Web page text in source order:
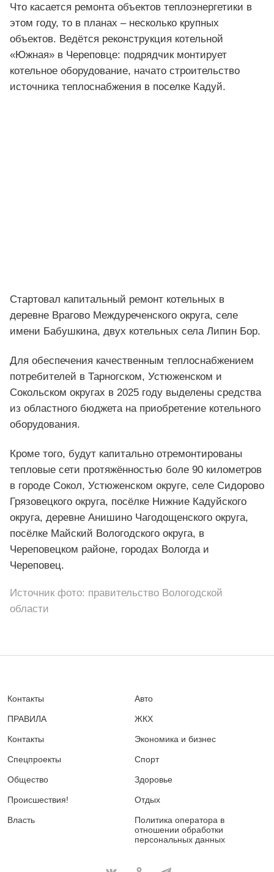
Что касается ремонта объектов теплоэнергетики в
этом году, то в планах – несколько крупных
объектов. Ведётся реконструкция котельной
«Южная» в Череповце: подрядчик монтирует
котельное оборудование, начато строительство
источника теплоснабжения в поселке Кадуй.
Стартовал капитальный ремонт котельных в
деревне Врагово Междуреченского округа, селе
имени Бабушкина, двух котельных села Липин Бор.
Для обеспечения качественным теплоснабжением
потребителей в Тарногском, Устюженском и
Сокольском округах в 2025 году выделены средства
из областного бюджета на приобретение котельного
оборудования.
Кроме того, будут капитально отремонтированы
тепловые сети протяжённостью боле 90 километров
в городе Сокол, Устюженском округе, селе Сидорово
Грязовецкого округа, посёлке Нижние Кадуйского
округа, деревне Анишино Чагодощенского округа,
посёлке Майский Вологодского округа, в
Череповецком районе, городах Вологда и
Череповец.
Источник фото: правительство Вологодской
области
Контакты
ПРАВИЛА
Контакты
Спецпроекты
Общество
Происшествия!
Власть
Авто
ЖКХ
Экономика и бизнес
Спорт
Здоровье
Отдых
Политика оператора в
отношении обработки
персональных данных